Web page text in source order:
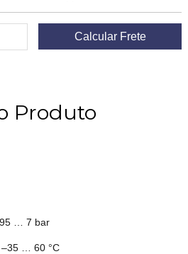
Produto
… 7 bar
–35 … 60 °C